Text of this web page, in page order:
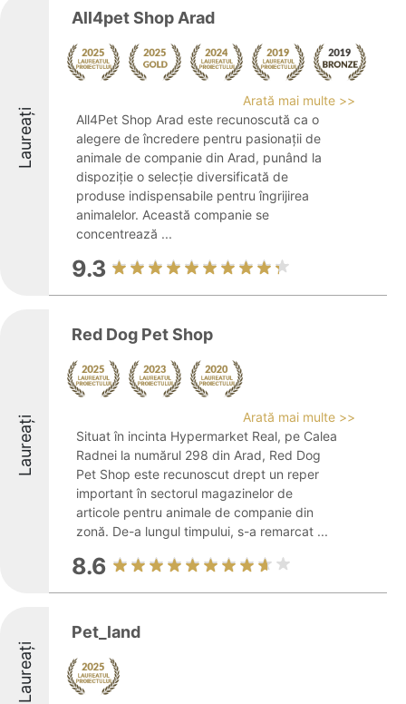
Laureați
All4pet Shop Arad
Arată mai multe >>
All4Pet Shop Arad este recunoscută ca o
alegere de încredere pentru pasionații de
animale de companie din Arad, punând la
dispoziție o selecție diversificată de
produse indispensabile pentru îngrijirea
animalelor. Această companie se
concentrează ...
9.3
Laureați
Red Dog Pet Shop
Arată mai multe >>
Situat în incinta Hypermarket Real, pe Calea
Radnei la numărul 298 din Arad, Red Dog
Pet Shop este recunoscut drept un reper
important în sectorul magazinelor de
articole pentru animale de companie din
zonă. De-a lungul timpului, s-a remarcat ...
8.6
Laureați
Pet_land